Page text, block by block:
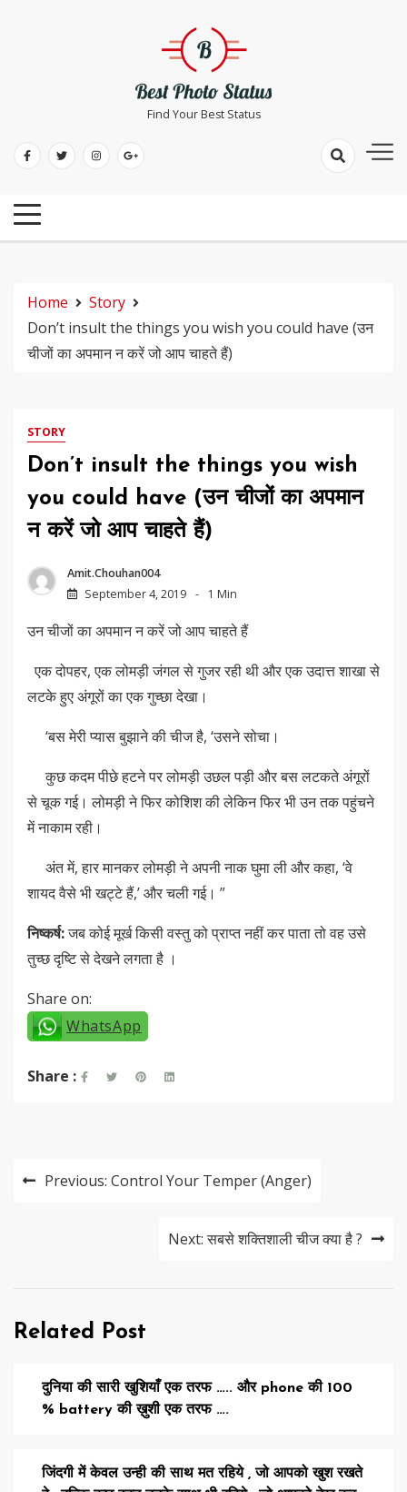
Find Your Best Status
Home
Story
Don’t insult the things you wish you could have (उन
चीजों का अपमान न करें जो आप चाहते हैं)
STORY
Don’t insult the things you wish
you could have (उन चीजों का अपमान
न करें जो आप चाहते हैं)
Amit.chouhan004
September 4, 2019
1 Min
उन चीजों का अपमान न करें जो आप चाहते हैं
एक दोपहर, एक लोमड़ी जंगल से गुजर रही थी और एक उदात्त शाखा से
लटके हुए अंगूरों का एक गुच्छा देखा।
‘बस मेरी प्यास बुझाने की चीज है, ‘उसने सोचा।
कुछ कदम पीछे हटने पर लोमड़ी उछल पड़ी और बस लटकते अंगूरों
से चूक गई। लोमड़ी ने फिर कोशिश की लेकिन फिर भी उन तक पहुंचने
में नाकाम रही।
अंत में, हार मानकर लोमड़ी ने अपनी नाक घुमा ली और कहा, ‘वे
शायद वैसे भी खट्टे हैं,’ और चली गई। ”
निष्कर्ष:जब कोई मूर्ख किसी वस्तु को प्राप्त नहीं कर पाता तो वह उसे
तुच्छ दृष्टि से देखने लगता है ।
Share on:
WhatsApp
Share :
PostPrevious: Control Your Temper (Anger)
Next: सबसे शक्तिशाली चीज क्या है ?
Related Post
दुनिया की सारी खुशियाँ एक तरफ ….. और phone की 100
% battery की ख़ुशी एक तरफ ….
जिंदगी में केवल उन्ही की साथ मत रहिये , जो आपको खुश रखते